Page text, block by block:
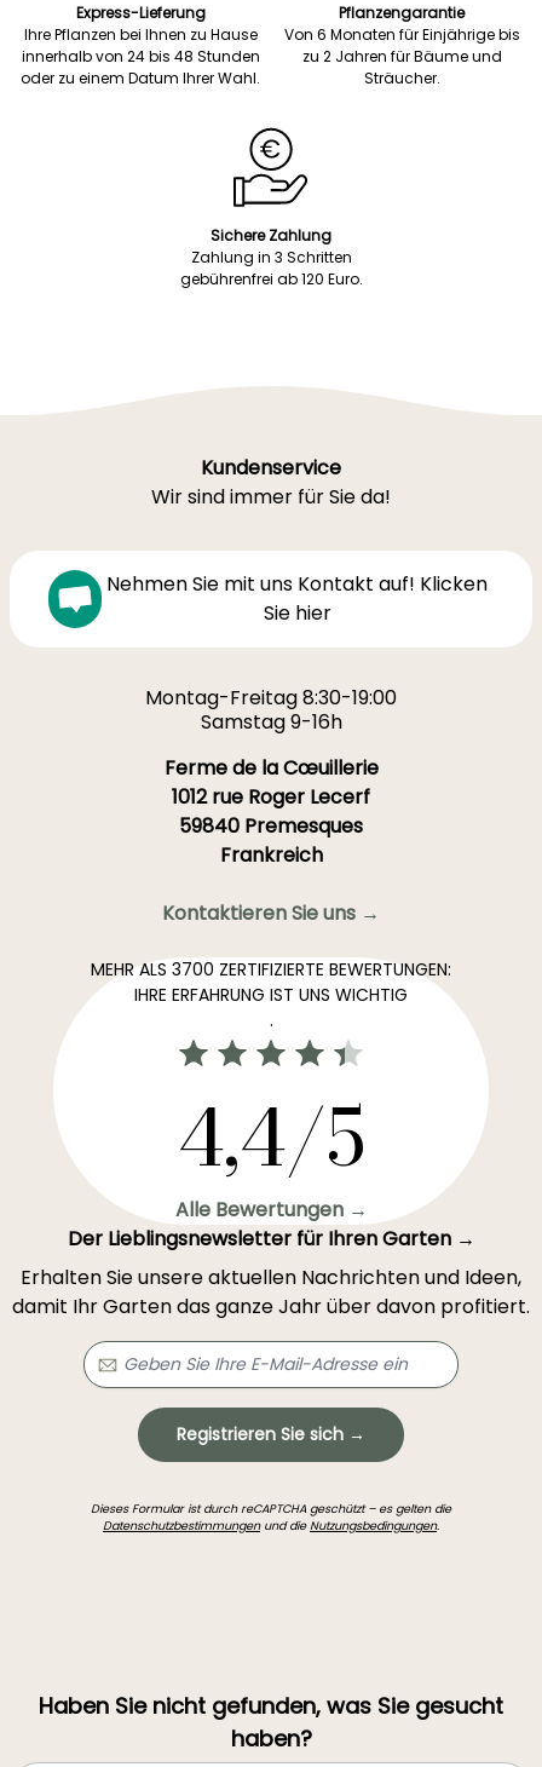
Express-Lieferung
Ihre Pflanzen bei Ihnen zu Hause
innerhalb von 24 bis 48 Stunden
oder zu einem Datum Ihrer Wahl.
Pflanzengarantie
Von 6 Monaten für Einjährige bis
zu 2 Jahren für Bäume und
Sträucher.
Sichere Zahlung
Zahlung in 3 Schritten
gebührenfrei ab 120 Euro.
Kundenservice
Wir sind immer für Sie da!
Nehmen Sie mit uns Kontakt auf! Klicken
Sie hier
Montag-Freitag 8:30-19:00
Samstag 9-16h
Ferme de la Cœuillerie
1012 rue Roger Lecerf
59840 Premesques
Frankreich
Kontaktieren Sie uns →
MEHR ALS 3700 ZERTIFIZIERTE BEWERTUNGEN:
IHRE ERFAHRUNG IST UNS WICHTIG
.
4,4/5
Alle Bewertungen →
Der Lieblingsnewsletter für Ihren Garten →
Erhalten Sie unsere aktuellen Nachrichten und Ideen,
damit Ihr Garten das ganze Jahr über davon profitiert.
Registrieren Sie sich →
Dieses Formular ist durch reCAPTCHA geschützt – es gelten die
Datenschutzbestimmungenund dieNutzungsbedingungen.
Haben Sie nicht gefunden, was Sie gesucht
haben?